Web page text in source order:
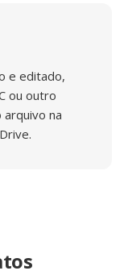
e editado,
ou outro
na